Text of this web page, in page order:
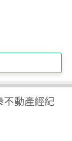
不動產經紀